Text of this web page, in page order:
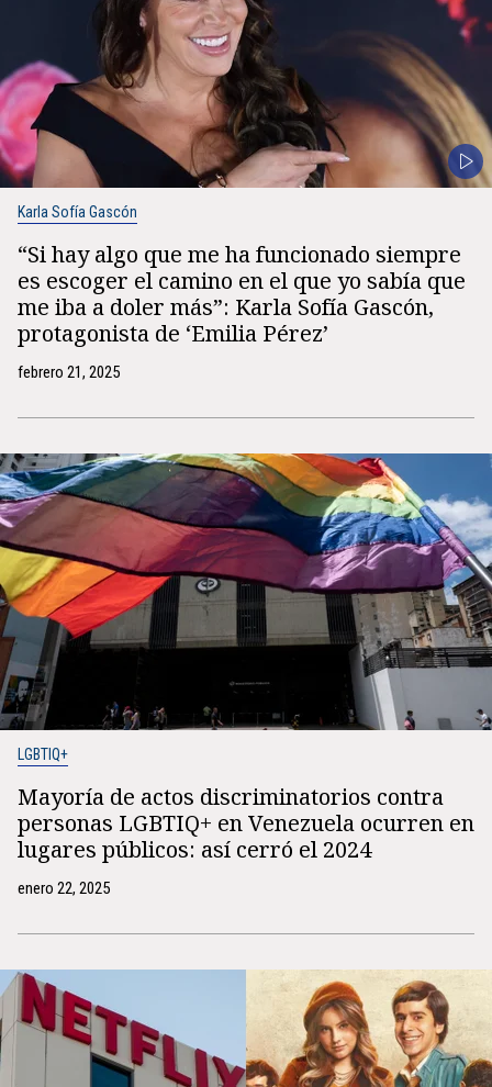
Karla Sofía Gascón
“Si hay algo que me ha funcionado siempre
es escoger el camino en el que yo sabía que
me iba a doler más”: Karla Sofía Gascón,
protagonista de ‘Emilia Pérez’
febrero 21, 2025
LGBTIQ+
Mayoría de actos discriminatorios contra
personas LGBTIQ+ en Venezuela ocurren en
lugares públicos: así cerró el 2024
enero 22, 2025